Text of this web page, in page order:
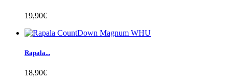
19,90€
Rapala...
18,90€